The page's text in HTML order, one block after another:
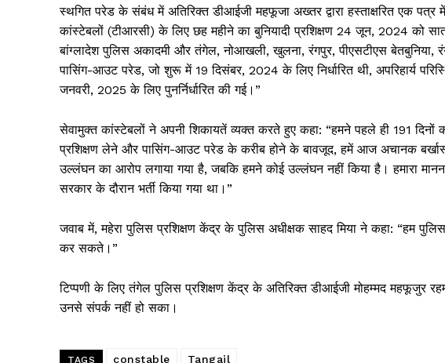
स्थगित परेड के संबंध में अतिरिक्त डीआईजी महफूजा अख्तर द्वारा हस्ताक्षरित एक पत्र में
कांस्टेबलों (टीआरसी) के लिए छह महीने का बुनियादी प्रशिक्षण 24 जून, 2024 को
बांग्लादेश पुलिस अकादमी और तंगेल, नोआखली, खुलना, रंगपुर, पीएसटीएस बेतबुनिया,
पासिंग-आउट परेड, जो शुरू में 19 दिसंबर, 2024 के लिए निर्धारित थी, अपरिहार्य
जनवरी, 2025 के लिए पुनर्निर्धारित की गई।”
सेवामुक्त कांस्टेबलों ने अपनी शिकायतें व्यक्त करते हुए कहा: “हमने पहले ही 191
प्रशिक्षण लेने और पासिंग-आउट परेड के करीब होने के बावजूद, हमें आज अचानक
उल्लंघन का आरोप लगाया गया है, जबकि हमने कोई उल्लंघन नहीं किया है। हमारा
सरकार के दौरान भर्ती किया गया था।”
जवाब में, महेरा पुलिस प्रशिक्षण केंद्र के पुलिस अधीक्षक साहद मिया ने कहा: “हम
कर सकते।”
टिप्पणी के लिए तंगेल पुलिस प्रशिक्षण केंद्र के अतिरिक्त डीआईजी मोहम्मद महफूजुर
उनसे संपर्क नहीं हो सका।
TAGS constable Tangail